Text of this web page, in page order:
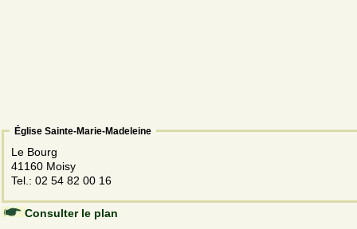
Église Sainte-Marie-Madeleine
Le Bourg
41160 Moisy
Tel.: 02 54 82 00 16
Consulter le plan